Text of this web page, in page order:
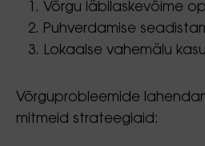
Võrgu läbilaskevõime
Puhverdamise
Lokaalse vahemälu
Võrguprobleemide
mitmeid strateegiaid: